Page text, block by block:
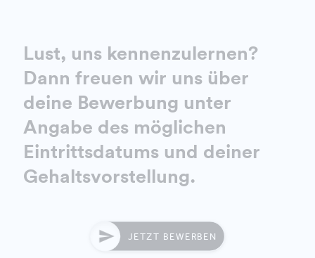
Lust, uns kennenzulernen?
Dann freuen wir uns über
deine Bewerbung unter
Angabe des möglichen
Eintrittsdatums und deiner
Gehaltsvorstellung.
JETZT BEWERBEN